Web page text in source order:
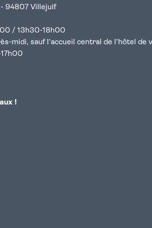
94807 Villejuif
/ 13h30-18h00
midi, sauf l'accueil central de l'hôtel de
!